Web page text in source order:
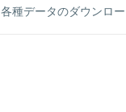
各種データのダウンロ